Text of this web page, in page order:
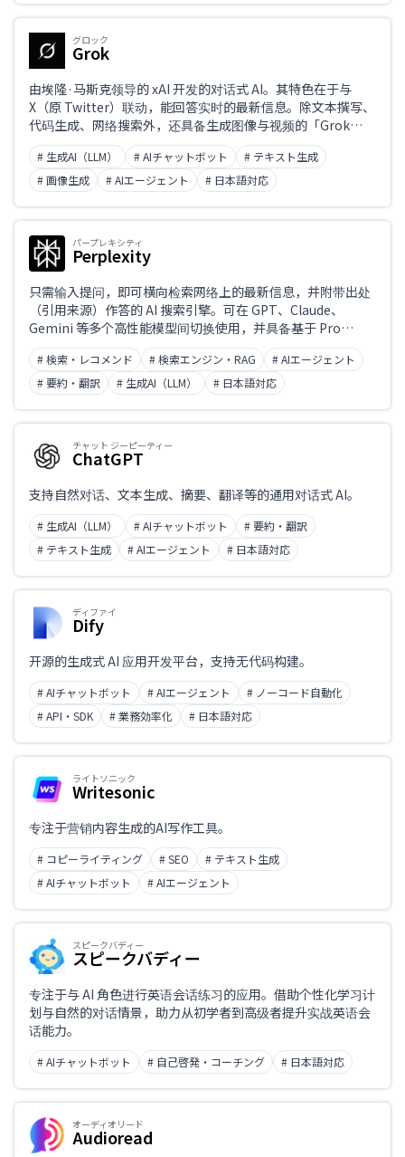
グロック
Grok
由埃隆·马斯克领导的 xAI 开发的对话式 AI。其特色在于与
X（原 Twitter）联动，能回答实时的最新信息。除文本撰写、
代码生成、网络搜索外，还具备生成图像与视频的「Grok
Imagine」，以及自主执行任务的智能体功能。支持中文。
# 生成AI（LLM） # AIチャットボット
# テキスト生成
# 画像生成
# AIエージェント # 日本語対応
パープレキシティ
Perplexity
只需输入提问，即可横向检索网络上的最新信息，并附带出处
（引用来源）作答的 AI 搜索引擎。可在 GPT、Claude、
Gemini 等多个高性能模型间切换使用，并具备基于 Pro
Search 的深度调研，以及可自动化浏览器操作的智能体功
能。同样完整支持中文。
# 検索・レコメンド # 検索エンジン・RAG
# AIエージェント
# 要約・翻訳
# 生成AI（LLM） # 日本語対応
チャット ジーピーティー
ChatGPT
支持自然对话、文本生成、摘要、翻译等的通用对话式 AI。
# 生成AI（LLM） # AIチャットボット
# 要約・翻訳
# テキスト生成
# AIエージェント # 日本語対応
ディファイ
Dify
开源的生成式 AI 应用开发平台，支持无代码构建。
# AIチャットボット # AIエージェント
# ノーコード自動化
# API・SDK
# 業務効率化 # 日本語対応
ライトソニック
Writesonic
专注于营销内容生成的AI写作工具。
# コピーライティング # SEO
# テキスト生成
# AIチャットボット
# AIエージェント
スピークバディー
スピークバディー
专注于与 AI 角色进行英语会话练习的应用。借助个性化学习计
划与自然的对话情景，助力从初学者到高级者提升实战英语会
话能力。
# AIチャットボット # 自己啓発・コーチング # 日本語対応
オーディオリード
Audioread